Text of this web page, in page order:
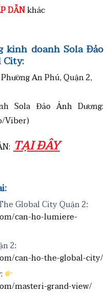
DẪNkhác
kinh doanh Sola Đảo
City:
An Phú, Quận 2,
Sola Đảo Ánh Dương:
Viber)
TẠI ĐÂY
Global City Quận 2:
can-ho-lumiere-
2:
can-ho-the-global-city/
masteri-grand-view/